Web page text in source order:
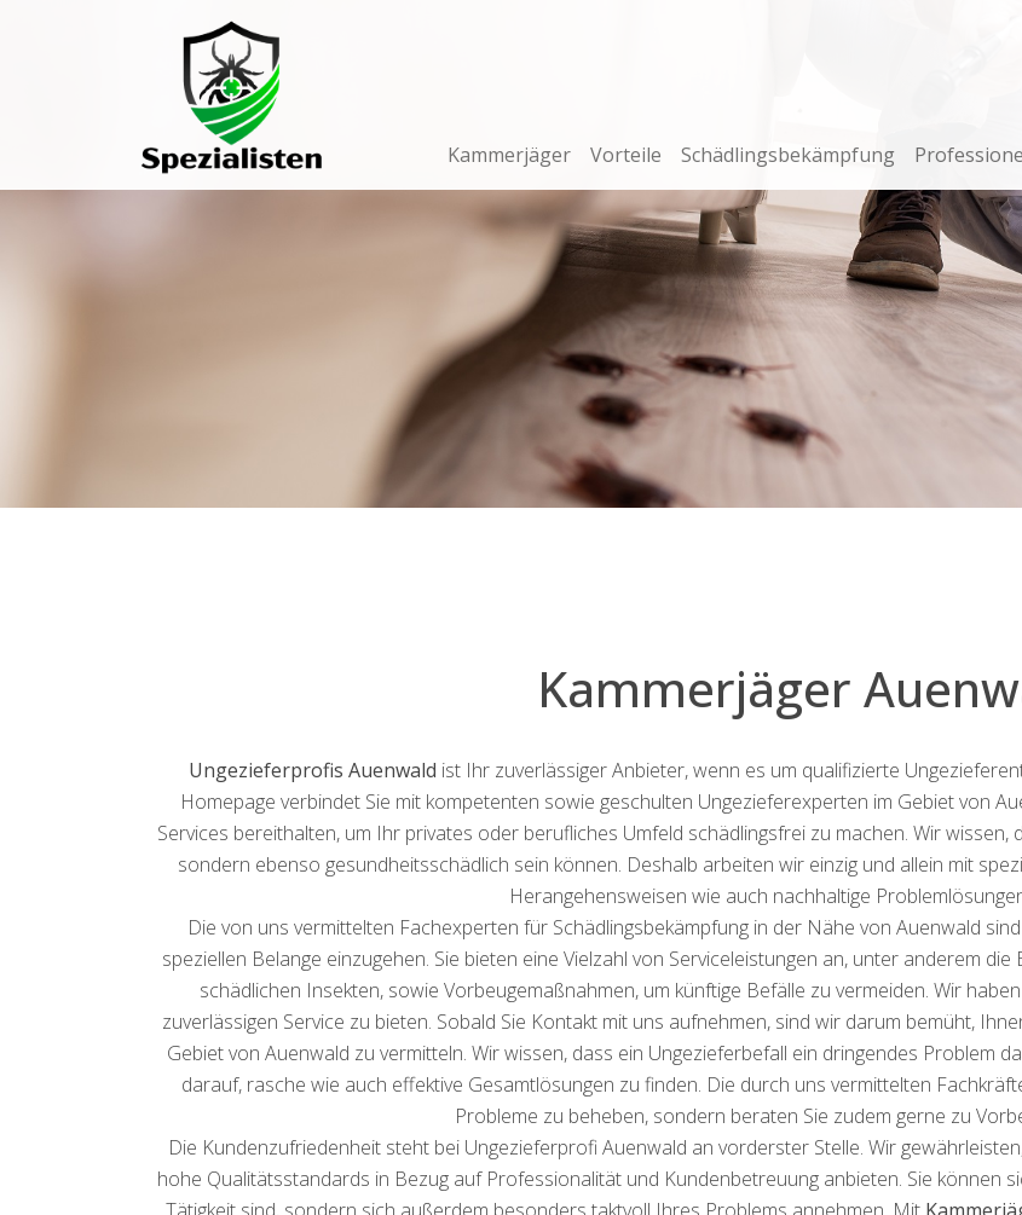
Navigation
Kammerjäger Vorteile Schädlingsbekämpfung
Kammerjäger
Ungezieferprofis Auenwald ist Ihr zuverlässiger Anbieter, wenn es um qualifizierte
Homepage verbindet Sie mit kompetenten sowie geschulten Ungezieferexperten im Gebiet von
Services bereithalten, um Ihr privates oder berufliches Umfeld schädlingsfrei zu machen. Wir
sondern ebenso gesundheitsschädlich sein können. Deshalb arbeiten wir einzig und allein mit
Herangehensweisen wie auch nachhaltige
Die von uns vermittelten Fachexperten für Schädlingsbekämpfung in der Nähe von Auenwald
speziellen Belange einzugehen. Sie bieten eine Vielzahl von Serviceleistungen an, unter anderem
schädlichen Insekten, sowie Vorbeugemaßnahmen, um künftige Befälle zu vermeiden. Wir
zuverlässigen Service zu bieten. Sobald Sie Kontakt mit uns aufnehmen, sind wir darum bemüht,
Gebiet von Auenwald zu vermitteln. Wir wissen, dass ein Ungezieferbefall ein dringendes Problem
darauf, rasche wie auch effektive Gesamtlösungen zu finden. Die durch uns vermittelten
Probleme zu beheben, sondern beraten Sie zudem gerne zu
Die Kundenzufriedenheit steht bei Ungezieferprofi Auenwald an vorderster Stelle. Wir
hohe Qualitätsstandards in Bezug auf Professionalität und Kundenbetreuung anbieten. Sie können